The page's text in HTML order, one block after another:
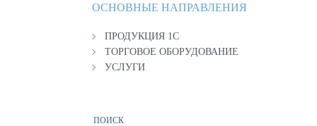
ОСНОВНЫЕ НАПРАВЛЕНИЯ
ПРОДУКЦИЯ 1С
ТОРГОВОЕ ОБОРУДОВАНИЕ
УСЛУГИ